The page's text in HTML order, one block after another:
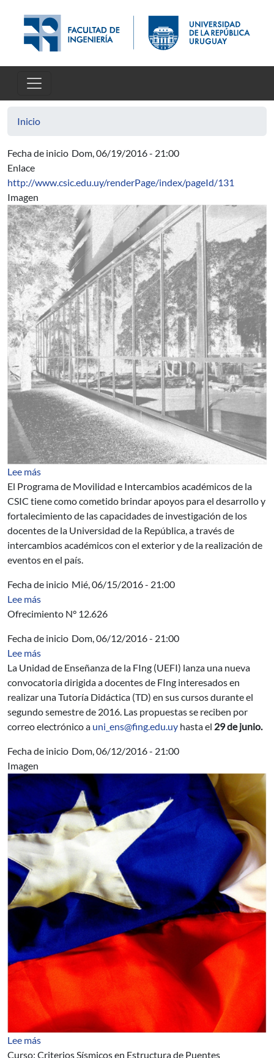
Inicio
Fecha de inicio Dom, 06/19/2016 - 21:00
Enlace
http://www.csic.edu.uy/renderPage/index/pageId/131
Imagen
Lee mássobre Cuarto llamado del Programa de Movilidad e
El Programa de Movilidad e Intercambios académicos de la
CSIC tiene como cometido brindar apoyos para el desarrollo y
fortalecimiento de las capacidades de investigación de los
docentes de la Universidad de la República, a través de
intercambios académicos con el exterior y de la realización de
eventos en el país.
Fecha de inicio Mié, 06/15/2016 - 21:00
Lee mássobre AUCI - "Experiencia Startup Nation" para
Ofrecimiento N° 12.626
Fecha de inicio Dom, 06/12/2016 - 21:00
Lee mássobre Segundo llamado a Tutorías Didácticas 2016
La Unidad de Enseñanza de la FIng (UEFI) lanza una nueva
convocatoria dirigida a docentes de FIng interesados en
realizar una Tutoría Didáctica (TD) en sus cursos durante el
segundo semestre de 2016. Las propuestas se reciben por
correo electrónico a uni_ens@fing.edu.uy hasta el 29 de junio.
Fecha de inicio Dom, 06/12/2016 - 21:00
Imagen
Lee más
Curso: Criterios Sísmicos en Estructura de Puentes